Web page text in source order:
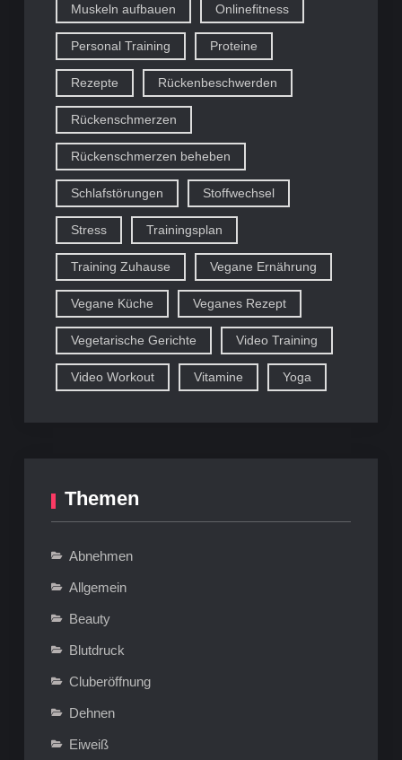
Muskeln aufbauen Onlinefitness
Personal Training Proteine
Rezepte Rückenbeschwerden
Rückenschmerzen
Rückenschmerzen beheben
Schlafstörungen Stoffwechsel
Stress Trainingsplan
Training Zuhause Vegane Ernährung
Vegane Küche Veganes Rezept
Vegetarische Gerichte Video Training
Video Workout Vitamine Yoga
Themen
Abnehmen
Allgemein
Beauty
Blutdruck
Cluberöffnung
Dehnen
Eiweiß